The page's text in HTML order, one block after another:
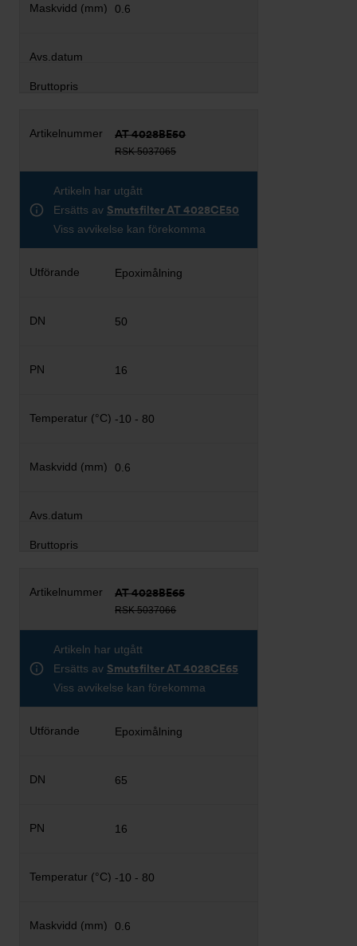
0.6
AT 4028BE50
RSK 5037065
Artikeln har utgått
Ersätts av Smutsfilter AT 4028CE50
Viss avvikelse kan förekomma
Epoximålning
50
16
-10 - 80
0.6
AT 4028BE65
RSK 5037066
Artikeln har utgått
Ersätts av Smutsfilter AT 4028CE65
Viss avvikelse kan förekomma
Epoximålning
65
16
-10 - 80
0.6